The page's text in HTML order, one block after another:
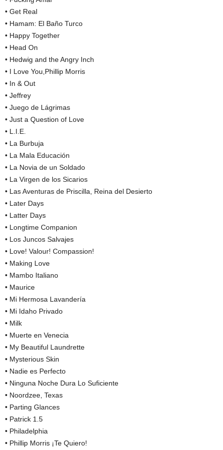
• Get Real
• Hamam: El Baño Turco
• Happy Together
• Head On
• Hedwig and the Angry Inch
• I Love You,Phillip Morris
• In & Out
• Jeffrey
• Juego de Lágrimas
• Just a Question of Love
• L.I.E.
• La Burbuja
• La Mala Educación
• La Novia de un Soldado
• La Virgen de los Sicarios
• Las Aventuras de Priscilla, Reina del Desierto
• Later Days
• Latter Days
• Longtime Companion
• Los Juncos Salvajes
• Love! Valour! Compassion!
• Making Love
• Mambo Italiano
• Maurice
• Mi Hermosa Lavandería
• Mi Idaho Privado
• Milk
• Muerte en Venecia
• My Beautiful Laundrette
• Mysterious Skin
• Nadie es Perfecto
• Ninguna Noche Dura Lo Suficiente
• Noordzee, Texas
• Parting Glances
• Patrick 1.5
• Philadelphia
• Phillip Morris ¡Te Quiero!